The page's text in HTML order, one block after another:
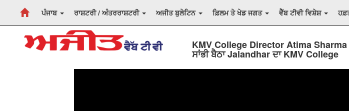
ਪੰਜਾਬ ਰਾਸ਼ਟਰੀ / ਅੰਤਰਰਾਸ਼ਟਰੀ ਅਜੀਤ ਬੁਲੇਟਿਨ ਫ਼ਿਲਮ ਤੇ ਖੇਡ ਜਗਤ ਵੈੱਬ ਟੀਵੀ ਵਿਸ਼ੇਸ਼
KMV College Director Atima Sharma
ਸਾਂਭੀ ਬੈਠਾ Jalandhar ਦਾ KMV College